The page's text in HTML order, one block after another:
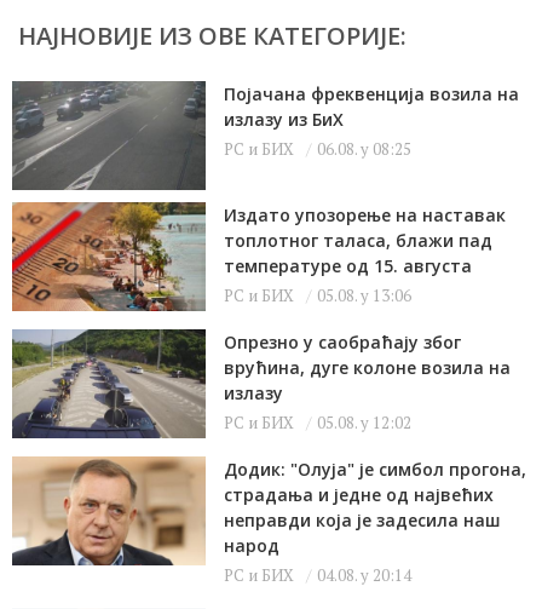
НАЈНОВИЈЕ ИЗ ОВЕ КАТЕГОРИЈЕ:
Појачана фреквенција возила на
излазу из БиХ
РС и БИХ 06.08. у 08:25
Издато упозорење на наставак
топлотног таласа, блажи пад
температуре од 15. августа
РС и БИХ 05.08. у 13:06
Опрезно у саобраћају због
врућина, дуге колоне возила на
излазу
РС и БИХ 05.08. у 12:02
Додик: "Олуја" је симбол прогона,
страдања и једне од највећих
неправди која је задесила наш
народ
РС и БИХ 04.08. у 20:14